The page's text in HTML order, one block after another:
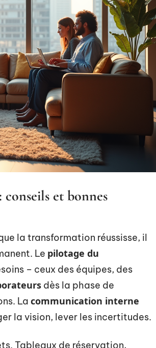
et bonnes
la transformation réussisse, il
Le pilotage du
– ceux des équipes, des
dès la phase de
La communication interne
la vision, lever les incertitudes.
Tableaux de réservation,